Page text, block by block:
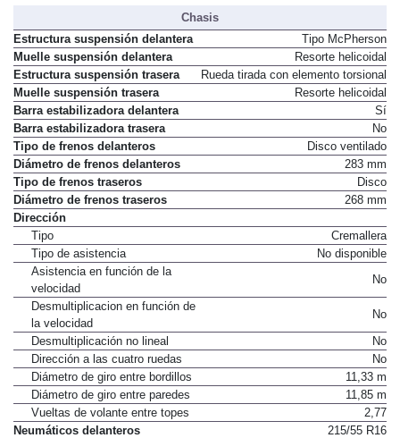
Chasis
Estructura suspensión delantera
Tipo McPherson
Muelle suspensión delantera
Resorte helicoidal
Estructura suspensión trasera
Rueda tirada con elemento torsional
Muelle suspensión trasera
Resorte helicoidal
Barra estabilizadora delantera
Sí
Barra estabilizadora trasera
No
Tipo de frenos delanteros
Disco ventilado
Diámetro de frenos delanteros
283 mm
Tipo de frenos traseros
Disco
Diámetro de frenos traseros
268 mm
Dirección
Tipo
Cremallera
Tipo de asistencia
No disponible
Asistencia en función de la
velocidad
No
Desmultiplicacion en función de
la velocidad
No
Desmultiplicación no lineal
No
Dirección a las cuatro ruedas
No
Diámetro de giro entre bordillos
11,33 m
Diámetro de giro entre paredes
11,85 m
Vueltas de volante entre topes
2,77
Neumáticos delanteros
215/55 R16